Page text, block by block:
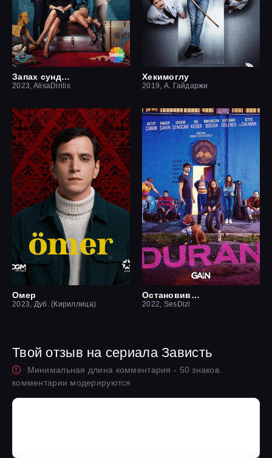
Запах сундука
2023, AlisaDirilis
Хекимоглу
2019, А. Гайдаржи
Омер
2023, Дуб. (Кириллица)
Остановившийся
2022, SesDizi
Твой отзыв на сериала Зависть
Минимальная длина комментария - 50 знаков.
комментарии модерируются